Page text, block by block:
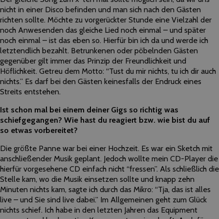
nicht in einer Disco befinden und man sich nach den Gästen
richten sollte. Möchte zu vorgerückter Stunde eine Vielzahl der
noch Anwesenden das gleiche Lied noch einmal – und später
noch einmal – ist das eben so. Hierfür bin ich da und werde ich
letztendlich bezahlt. Betrunkenen oder pöbelnden Gästen
gegenüber gilt immer das Prinzip der Freundlichkeit und
Höflichkeit. Getreu dem Motto: “Tust du mir nichts, tu ich dir auch
nichts.” Es darf bei den Gästen keinesfalls der Endruck eines
Streits entstehen.
Ist schon mal bei einem deiner Gigs so richtig was
schiefgegangen? Wie hast du reagiert bzw. wie bist du auf
so etwas vorbereitet?
Die größte Panne war bei einer Hochzeit. Es war ein Sketch mit
anschließender Musik geplant. Jedoch wollte mein CD-Player die
hierfür vorgesehene CD einfach nicht “fressen”. Als schließlich die
Stelle kam, wo die Musik einsetzen sollte und knapp zehn
Minuten nichts kam, sagte ich durch das Mikro: “Tja, das ist alles
live – und Sie sind live dabei.” Im Allgemeinen geht zum Glück
nichts schief. Ich habe in den letzten Jahren das Equipment